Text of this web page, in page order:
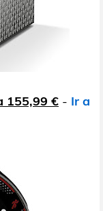
155,99 € - Ir a